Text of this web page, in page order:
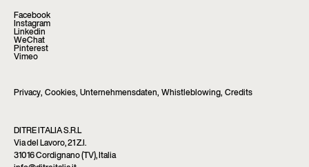
Facebook
Instagram
Linkedin
WeChat
Pinterest
Vimeo
Privacy, Cookies, Unternehmensdaten, Whistleblowing, Credits
DITRE ITALIA S.R.L
Via del Lavoro, 21 Z.I.
31016 Cordignano (TV), Italia